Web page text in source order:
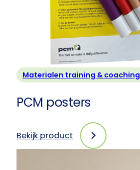
Materialen training & coaching
PCM posters
Bekijk product
: